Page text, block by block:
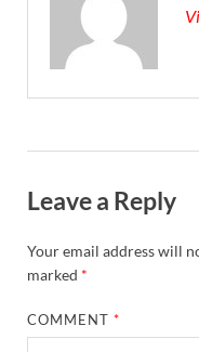
Leave a Reply
Your email address will
marked *
COMMENT*